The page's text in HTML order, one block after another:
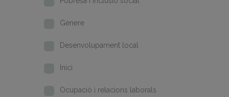
Gènere
Desenvolupament local
Inici
Ocupació i relacions laborals